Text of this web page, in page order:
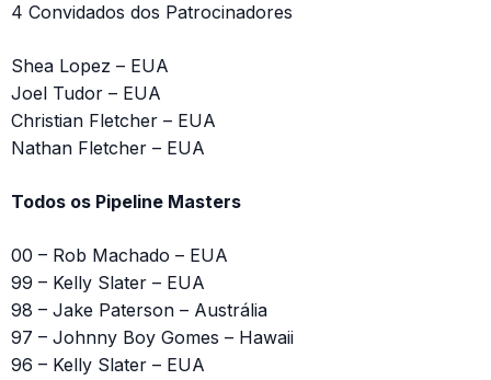
4 Convidados dos Patrocinadores
Shea Lopez – EUA
Joel Tudor – EUA
Christian Fletcher – EUA
Nathan Fletcher – EUA
Todos os Pipeline Masters
00 – Rob Machado – EUA
99 – Kelly Slater – EUA
98 – Jake Paterson – Austrália
97 – Johnny Boy Gomes – Hawaii
96 – Kelly Slater – EUA